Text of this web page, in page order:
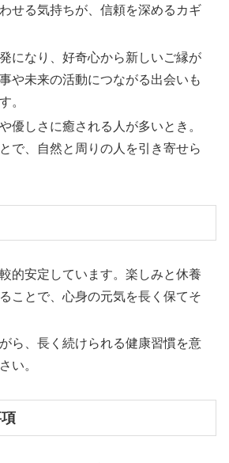
せる気持ちが、信頼を深めるカギ
になり、好奇心から新しいご縁が
や未来の活動につながる出会いも
。
優しさに癒される人が多いとき。
で、自然と周りの人を引き寄せら
的安定しています。楽しみと休養
ことで、心身の元気を長く保てそ
ら、長く続けられる健康習慣を意
い。